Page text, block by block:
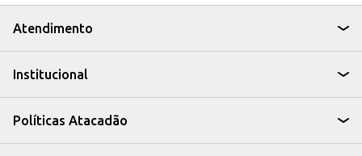
Atendimento
Institucional
Políticas Atacadão